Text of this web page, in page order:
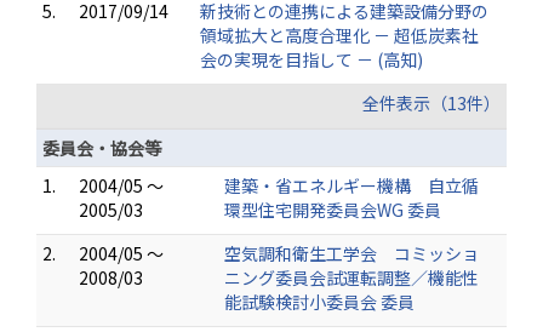
5. 2017/09/14
新技術との連携による建築設備分野の
領域拡大と高度合理化 － 超低炭素社
会の実現を目指して － (高知)
全件表示（13件）
委員会・協会等
1.
2004/05 ～
2005/03
建築・省エネルギー機構 自立循
環型住宅開発委員会WG 委員
2.
2004/05 ～
2008/03
空気調和衛生工学会 コミッショ
ニング委員会試運転調整／機能性
能試験検討小委員会 委員